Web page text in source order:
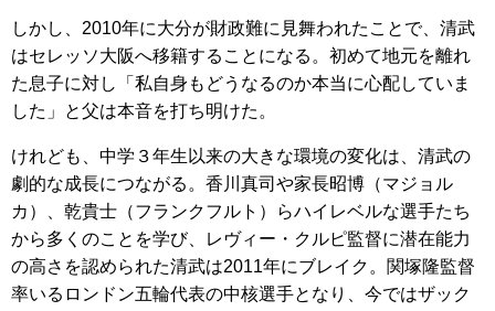
しかし、2010年に大分が財政難に見舞われたことで、清武
はセレッソ大阪へ移籍することになる。初めて地元を離れ
た息子に対し「私自身もどうなるのか本当に心配していま
した」と父は本音を打ち明けた。
けれども、中学３年生以来の大きな環境の変化は、清武の
劇的な成長につながる。香川真司や家長昭博（マジョル
カ）、乾貴士（フランクフルト）らハイレベルな選手たち
から多くのことを学び、レヴィー・クルピ監督に潜在能力
の高さを認められた清武は2011年にブレイク。関塚隆監督
率いるロンドン五輪代表の中核選手となり、今ではザック